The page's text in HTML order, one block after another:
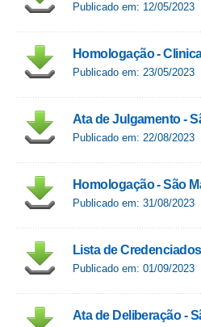
Publicado em: 12/05/2023
Homologação -
Publicado em: 23/05/2023
Ata de Julgamento -
Publicado em: 22/08/2023
Homologação - São
Publicado em: 31/08/2023
Lista de
Publicado em: 01/09/2023
Ata de Deliberação -